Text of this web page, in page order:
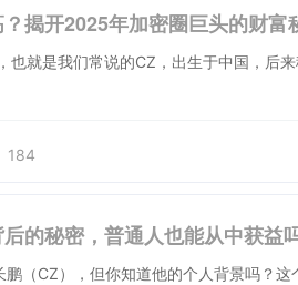
揭开2025年加密圈巨头的财富
也就是我们常说的CZ，出生于中国，后
184
的秘密，普通人也能从中获益
（CZ），但你知道他的个人背景吗？